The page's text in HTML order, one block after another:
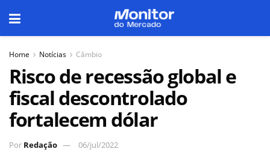
Home Notícias Câmbio
Risco de recessão global e
fiscal descontrolado
fortalecem dólar
Por Redação 06/jul/2022